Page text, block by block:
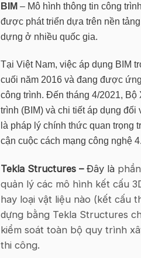
BIM – Mô hình thông tin công
được phát triển dựa trên nền
dựng ở nhiều quốc gia.
Tại Việt Nam, việc áp dụng BIM
cuối năm 2016 và đang được
công trình. Đến tháng 4/2021,
trình (BIM) và chi tiết áp dụng
là pháp lý chính thức quan trọng
cận cuộc cách mạng công nghệ
Tekla Structures – Đây là
quản lý các mô hình kết cấu
hay loại vật liệu nào (kết cấu
dựng bằng Tekla Structures
kiểm soát toàn bộ quy trình
thi công.